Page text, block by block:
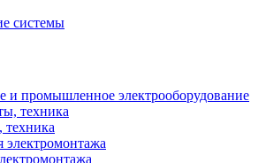
системы
и промышленное электрооборудование